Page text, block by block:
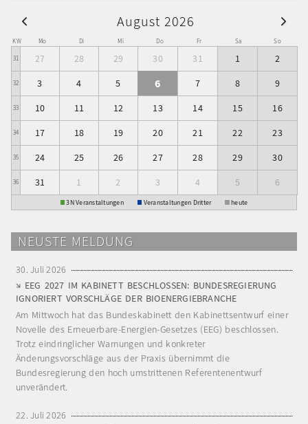
August 2026
KW Mo Di Mi Do Fr Sa So
31 27 28 29 30 31 1 2
32 3 4 5 6 7 8 9
33 10 11 12 13 14 15 16
34 17 18 19 20 21 22 23
35 24 25 26 27 28 29 30
36 31 1 2 3 4 5 6
3N Veranstaltungen Veranstaltungen Dritter heute
NEUSTE MELDUNG
30. Juli 2026
EEG 2027 IM KABINETT BESCHLOSSEN: BUNDESREGIERUNG
IGNORIERT VORSCHLÄGE DER BIOENERGIEBRANCHE
Am Mittwoch hat das Bundeskabinett den Kabinettsentwurf einer
Novelle des Erneuerbare-Energien-Gesetzes (EEG) beschlossen.
Trotz eindringlicher Warnungen und konkreter
Änderungsvorschläge aus der Praxis übernimmt die
Bundesregierung den hoch umstrittenen Referentenentwurf
unverändert.
22. Juli 2026